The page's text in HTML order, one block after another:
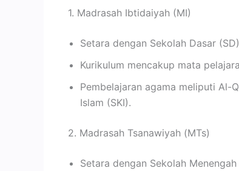
1. Madrasah Ibtidaiyah (MI)
Setara dengan Sekolah Dasar
Kurikulum mencakup mata
Pembelajaran agama meliputi Al-
Islam (SKI).
2. Madrasah Tsanawiyah (MTs)
Setara dengan Sekolah